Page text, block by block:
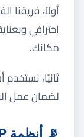
أولاً،
احترافي
مكانك.
ثانيًا،
لضمان عمل